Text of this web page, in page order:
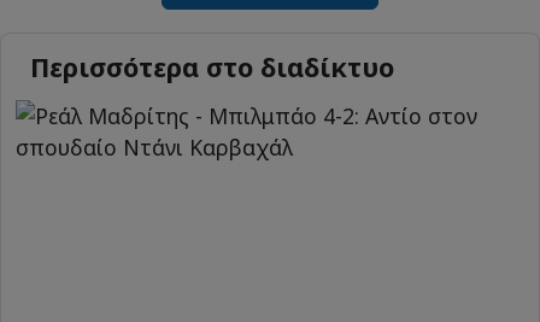
Περισσότερα στο διαδίκτυο